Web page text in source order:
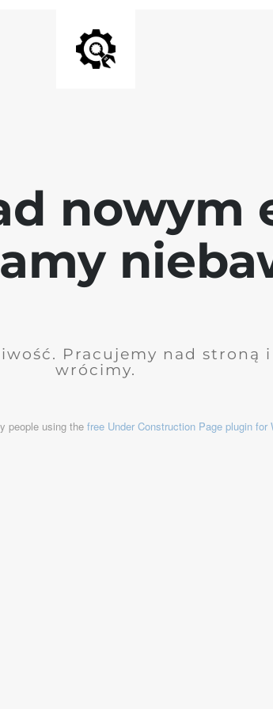
nowym
Pracujemy nad stroną
wrócimy.
people using the free Under Construction Page plugin for